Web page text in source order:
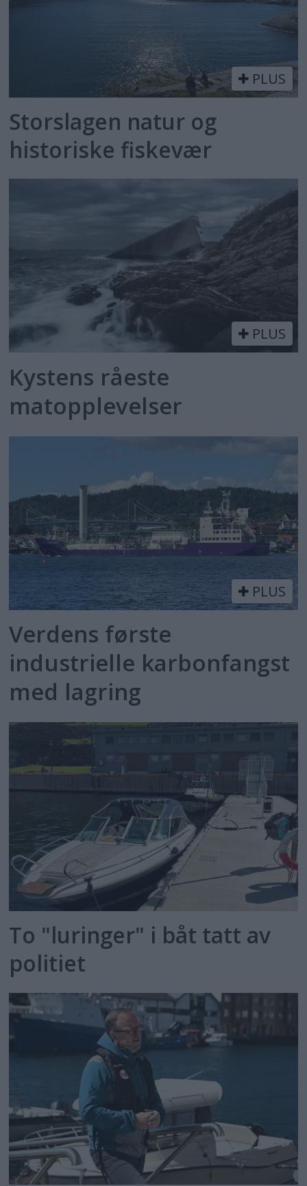
PLUS
Storslagen natur og
historiske fiskevær
PLUS
Kystens råeste
matopplevelser
PLUS
Verdens første
industrielle karbonfangst
med lagring
To "luringer" i båt tatt av
politiet